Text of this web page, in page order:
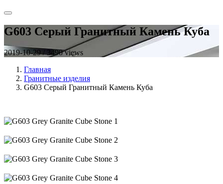
G603 Серый Гранитный Камень Куба
2019-10-29 / 3490 views
Главная
Гранитные изделия
G603 Серый Гранитный Камень Куба